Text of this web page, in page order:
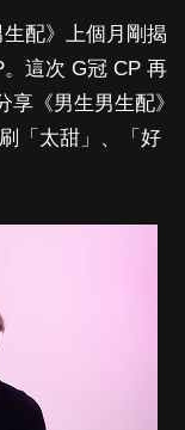
配》上個月剛揭
這次 G冠 CP 再
《男生男生配》
「太甜」、「好